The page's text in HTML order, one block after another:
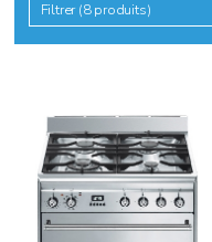
Filtrer (8 produits)